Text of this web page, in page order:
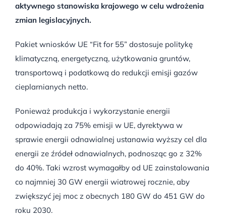
aktywnego stanowiska krajowego w celu wdrożenia
zmian legislacyjnych.
Pakiet wniosków UE “Fit for 55” dostosuje politykę
klimatyczną, energetyczną, użytkowania gruntów,
transportową i podatkową do redukcji emisji gazów
cieplarnianych netto.
Ponieważ produkcja i wykorzystanie energii
odpowiadają za 75% emisji w UE, dyrektywa w
sprawie energii odnawialnej ustanawia wyższy cel dla
energii ze źródeł odnawialnych, podnosząc go z 32%
do 40%. Taki wzrost wymagałby od UE zainstalowania
co najmniej 30 GW energii wiatrowej rocznie, aby
zwiększyć jej moc z obecnych 180 GW do 451 GW do
roku 2030.